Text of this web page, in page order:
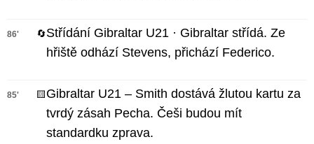
86' 🔄Střídání Gibraltar U21 · Gibraltar střídá. Ze
hřiště odhází Stevens, přichází Federico.
85' 🟨Gibraltar U21 – Smith dostává žlutou kartu za
tvrdý zásah Pecha. Češi budou mít
standardku zprava.